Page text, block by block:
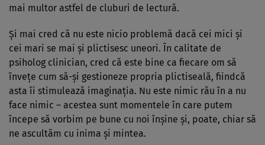
mai multor astfel de cluburi de lectură.
Şi mai cred că nu este nicio problemă dacă cei mici şi
cei mari se mai şi plictisesc uneori. În calitate de
psiholog clinician, cred că este bine ca fiecare om să
înveţe cum să-şi gestioneze propria plictiseală, fiindcă
asta îi stimulează imaginaţia. Nu este nimic rău în a nu
face nimic – acestea sunt momentele în care putem
începe să vorbim pe bune cu noi înşine şi, poate, chiar să
ne ascultăm cu inima şi mintea.